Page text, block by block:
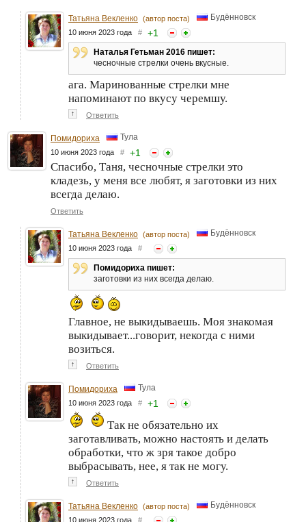
Татьяна Векленко (автор поста) Будённовск
10 июня 2023 года # +1
Наталья Гетьман 2016 пишет:
чесночные стрелки очень вкусные.
ага. Маринованные стрелки мне
напоминают по вкусу черемшу.
↑ Ответить
Помидориха Тула
10 июня 2023 года # +1
Спасибо, Таня, чесночные стрелки это
кладезь, у меня все любят, я заготовки из них
всегда делаю.
Ответить
Татьяна Векленко (автор поста) Будённовск
10 июня 2023 года #
Помидориха пишет:
заготовки из них всегда делаю.
Главное, не выкидываешь. Моя знакомая
выкидывает...говорит, некогда с ними
возиться.
↑ Ответить
Помидориха Тула
10 июня 2023 года # +1
Так не обязательно их
заготавливать, можно настоять и делать
обработки, что ж зря такое добро
выбрасывать, нее, я так не могу.
↑ Ответить
Татьяна Векленко (автор поста) Будённовск
10 июня 2023 года #